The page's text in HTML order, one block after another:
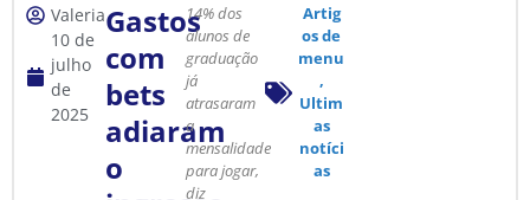
Valeria
10 de
julho
de
2025
Gastos
com
bets
adiaram
o
14% dos
alunos de
graduação
já
atrasaram
a
mensalidade
para jogar,
diz
Artig
os de
menu
,
Ultim
as
notíci
as